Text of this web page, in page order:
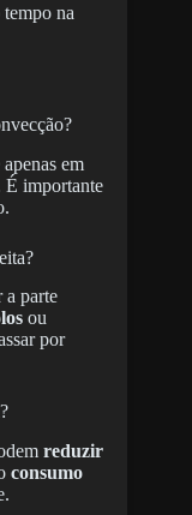
tempo na
apenas em
É importante
a parte
ou
por
reduzir
consumo